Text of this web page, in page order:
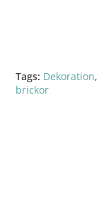
Tags: Dekoration,
brickor